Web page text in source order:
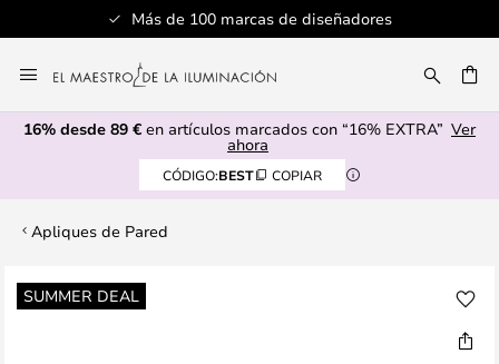
Más de 100 marcas de diseñadores
al
contenido
16% desde 89 € en artículos marcados con “16% EXTRA” Ver
ahora
CÓDIGO:BEST COPIAR
Apliques de Pared
SUMMER DEAL
Saltar
al